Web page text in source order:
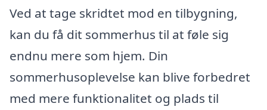
Ved at tage skridtet mod en tilbygning,
kan du få dit sommerhus til at føle sig
endnu mere som hjem. Din
sommerhusoplevelse kan blive forbedret
med mere funktionalitet og plads til